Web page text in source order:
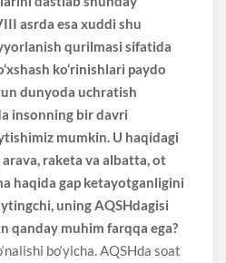
asrda esa xuddi shu
qurilmasi sifatida
ko‘rinishlari paydo
dunyoda uchratish
insonning bir davri
mumkin. U haqidagi
raketa va albatta, ot
haqida gap ketayotganligini
uning AQSHdagisi
qanday muhim farqqa ega?
bo‘yicha. AQSHda soat